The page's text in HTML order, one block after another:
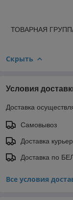
ТОВАРНАЯ
Скрыть
Условия
Доставка
Самовывоз
Доставка
Доставка по
Все условия